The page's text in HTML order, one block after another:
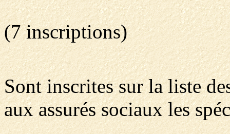
(7 inscriptions)
Sont inscrites sur la liste
aux assurés sociaux les